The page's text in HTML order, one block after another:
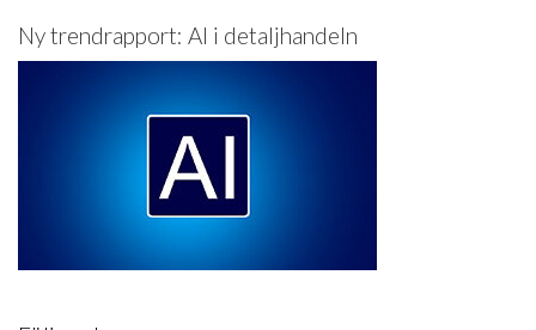
Ny trendrapport: AI i detaljhandeln